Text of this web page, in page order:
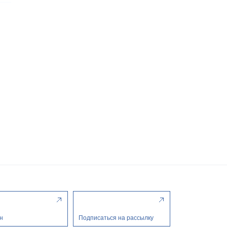
Подписаться на рассылку